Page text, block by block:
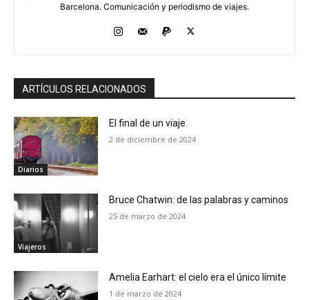
Barcelona. Comunicación y periodismo de viajes.
ARTÍCULOS RELACIONADOS
Diarios
El final de un viaje
2 de diciembre de 2024
Viajeros
Bruce Chatwin: de las palabras y caminos
25 de marzo de 2024
Amelia Earhart: el cielo era el único límite
1 de marzo de 2024